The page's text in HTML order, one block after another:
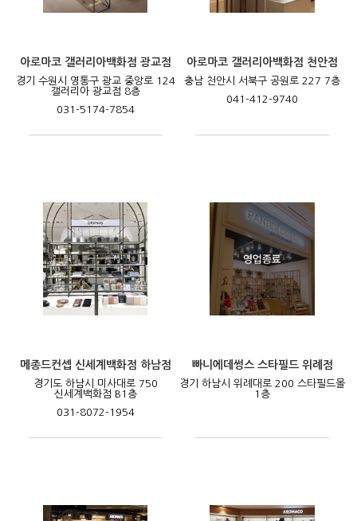
아로마코 갤러리아백화점 광교점
경기 수원시 영통구 광교 중앙로 124
갤러리아 광교점 8층
031-5174-7854
아로마코 갤러리아백화점 천안점
충남 천안시 서북구 공원로 227 7층
041-412-9740
메종드컨셉 신세계백화점 하남점
경기도 하남시 미사대로 750
신세계백화점 B1층
031-8072-1954
빠니에데썽스 스타필드 위례점
경기 하남시 위례대로 200 스타필드몰
1층